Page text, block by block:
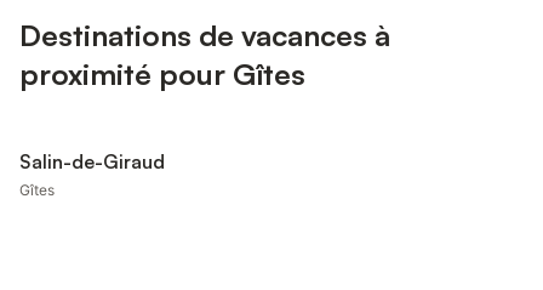
Destinations de vacances à
proximité pour Gîtes
Salin-de-Giraud
Gîtes